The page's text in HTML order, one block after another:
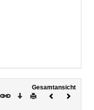
Gesamtansicht
Download
DruckenVorheriges